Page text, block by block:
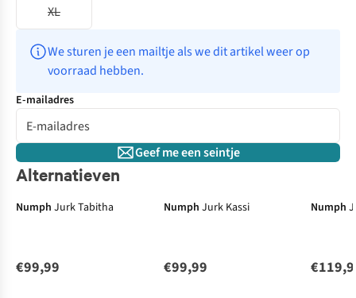
XL
We sturen je een mailtje als we dit artikel weer op
voorraad hebben.
E-mailadres
Geef me een seintje
Alternatieven
Numph Jurk Tabitha
€99,99
Numph Jurk Kassi
€99,99
Numph